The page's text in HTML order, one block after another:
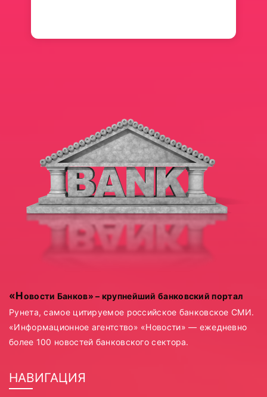
«Новости Банков» – крупнейший банковский портал
Рунета, самое цитируемое российское банковское СМИ.
«Информационное агентство» «Новости» — ежедневно
более 100 новостей банковского сектора.
НАВИГАЦИЯ